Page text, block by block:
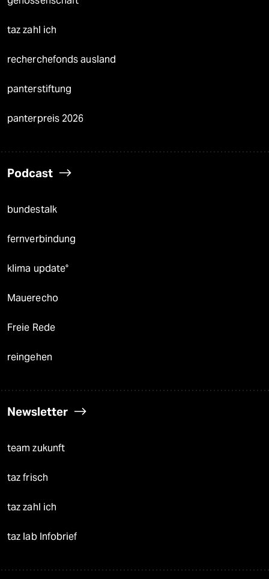
taz zahl ich
recherchefonds ausland
panterstiftung
panterpreis 2026
Podcast
bundestalk
fernverbindung
klima update°
Mauerecho
Freie Rede
reingehen
Newsletter
team zukunft
taz frisch
taz zahl ich
taz lab Infobrief